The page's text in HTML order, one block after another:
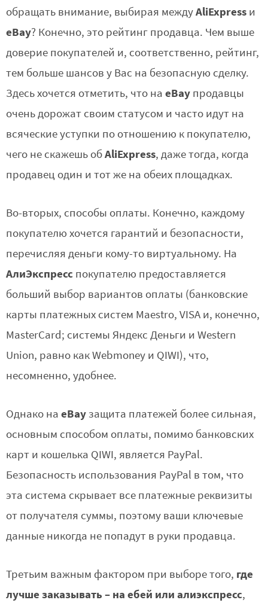
обращать внимание, выбирая междуAliExpressи
eBay? Конечно, это рейтинг продавца. Чем выше
доверие покупателей и, соответственно, рейтинг,
тем больше шансов у Вас на безопасную сделку.
Здесь хочется отметить, что на eBayпродавцы
очень дорожат своим статусом и часто идут на
всяческие уступки по отношению к покупателю,
чего не скажешь обAliExpress, даже тогда, когда
продавец один и тот же на обеих площадках.
Во-вторых, способы оплаты. Конечно, каждому
покупателю хочется гарантий и безопасности,
перечисляя деньги кому-то виртуальному. На
АлиЭкспресспокупателю предоставляется
больший выбор вариантов оплаты (банковские
карты платежных систем Maestro, VISA и, конечно,
MasterCard; системы Яндекс Деньги и Western
Union, равно как Webmoney и QIWI), что,
несомненно, удобнее.
Однако на eBayзащита платежей более сильная,
основным способом оплаты, помимо банковских
карт и кошелька QIWI, является PayPal.
Безопасность использования PayPal в том, что
эта система скрывает все платежные реквизиты
от получателя суммы, поэтому ваши ключевые
данные никогда не попадут в руки продавца.
Третьим важным фактором при выборе того, где
лучше заказывать – на ебей или алиэкспресс,